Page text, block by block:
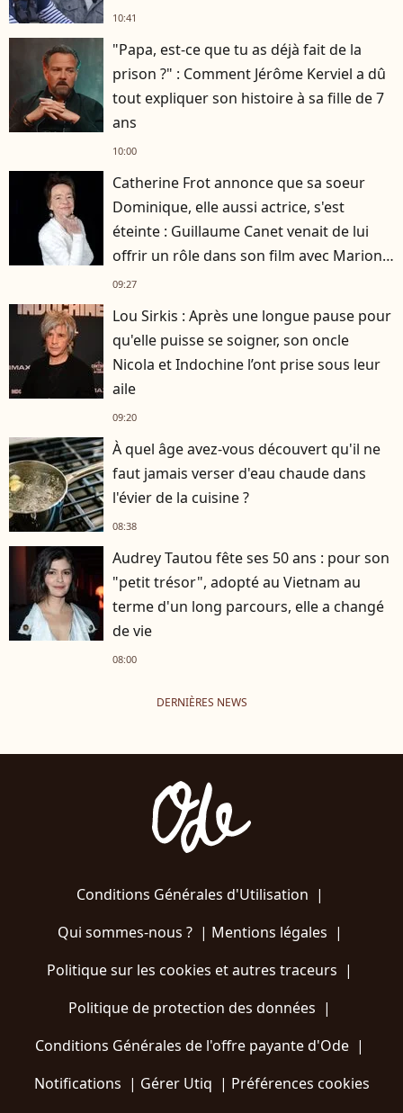
10:41
"Papa, est-ce que tu as déjà fait de la
prison ?" : Comment Jérôme Kerviel a dû
tout expliquer son histoire à sa fille de 7
ans
10:00
Catherine Frot annonce que sa soeur
Dominique, elle aussi actrice, s'est
éteinte : Guillaume Canet venait de lui
offrir un rôle dans son film avec Marion
Cotillard
09:27
Lou Sirkis : Après une longue pause pour
qu'elle puisse se soigner, son oncle
Nicola et Indochine l’ont prise sous leur
aile
09:20
À quel âge avez-vous découvert qu'il ne
faut jamais verser d'eau chaude dans
l'évier de la cuisine ?
08:38
Audrey Tautou fête ses 50 ans : pour son
"petit trésor", adopté au Vietnam au
terme d'un long parcours, elle a changé
de vie
08:00
DERNIÈRES NEWS
Conditions Générales d'Utilisation |
Qui sommes-nous ?| Mentions légales |
Politique sur les cookies et autres traceurs |
Politique de protection des données |
Conditions Générales de l'offre payante d'Ode |
Notifications | Gérer Utiq | Préférences cookies